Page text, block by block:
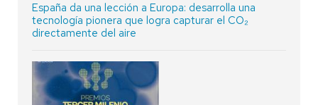
España da una lección a Europa: desarrolla una
tecnología pionera que logra capturar el CO₂
directamente del aire